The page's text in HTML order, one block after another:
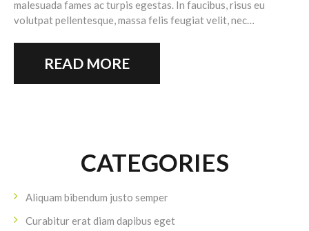
malesuada fames ac turpis egestas. In faucibus, risus eu
volutpat pellentesque, massa felis feugiat velit, nec…
READ MORE
CATEGORIES
Aliquam bibendum justo semper
Curabitur erat diam dapibus eget